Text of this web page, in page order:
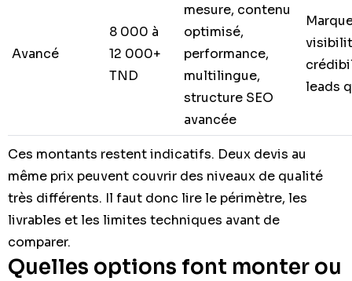
Avancé
8 000 à
12 000+
TND
mesure, contenu
optimisé,
performance,
multilingue,
structure SEO
avancée
leads
Ces montants restent indicatifs. Deux devis au
même prix peuvent couvrir des niveaux de qualité
très différents. Il faut donc lire le périmètre, les
livrables et les limites techniques avant de
comparer.
Quelles options font monter ou